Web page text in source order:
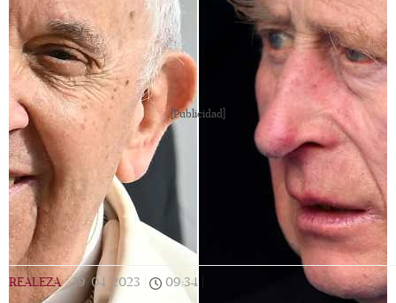
[Publicidad]
REALEZA | 19/04/2023 09:34